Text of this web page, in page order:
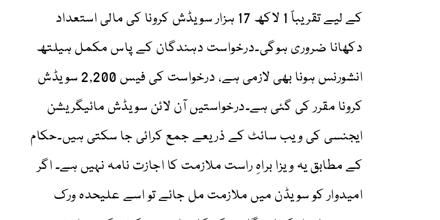
کے لیے تقریباً 1 لاکھ 17 ہزار سویڈش کرونا کی مالی استعداد
دکھانا ضروری ہوگی۔درخواست دہندگان کے پاس مکمل ہیلتھ
انشورنس ہونا بھی لازمی ہے، درخواست کی فیس 2,200 سویڈش
کرونا مقرر کی گئی ہے۔درخواستیں آن لائن سویڈش مائیگریشن
ایجنسی کی ویب سائٹ کے ذریعے جمع کرائی جا سکتی ہیں۔حکام
کے مطابق یہ ویزا براہِ راست ملازمت کا اجازت نامہ نہیں ہے۔ اگر
امیدوار کو سویڈن میں ملازمت مل جائے تو اسے علیحدہ ورک